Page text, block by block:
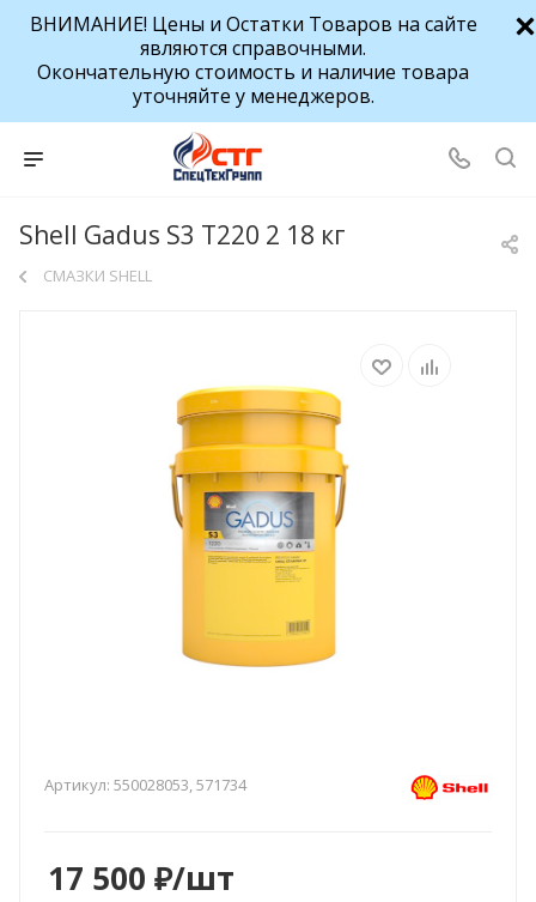
ВНИМАНИЕ! Цены и Остатки Товаров на сайте
являются справочными.
Окончательную стоимость и наличие товара
уточняйте у менеджеров.
Shell Gadus S3 T220 2 18 кг
СМАЗКИ SHELL
Артикул: 550028053, 571734
17 500 ₽/шт